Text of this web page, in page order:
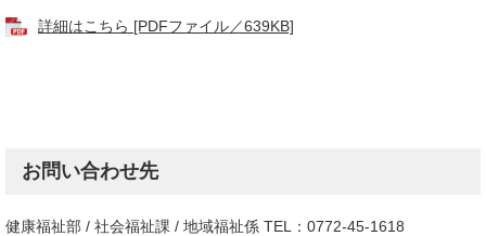
詳細はこちら [PDFファイル／639KB]
お問い合わせ先
健康福祉部 / 社会福祉課 / 地域福祉係 TEL：0772-45-1618